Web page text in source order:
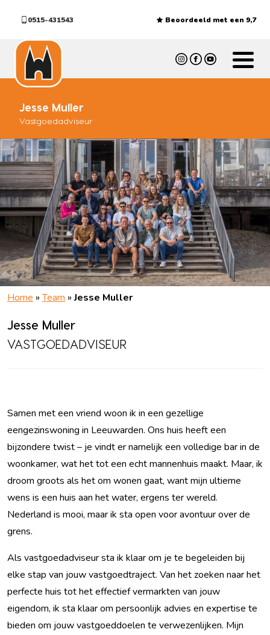
0515-431543 Beoordeeld met een 9,7
Jesse Muller
Vastgoedadviseur
Home »Team »Jesse Muller
Jesse Muller
VASTGOEDADVISEUR
Samen met een vriend woon ik in een gezellige
eengezinswoning in Leeuwarden. Ons huis heeft een
bijzondere twist – je vindt er namelijk een volledige bar in de
woonkamer, wat het tot een echt mannenhuis maakt. Maar, ik
droom groots als het om wonen gaat, want mijn ultieme
wens is een huis aan het water, ergens ter wereld.
Nederland is mooi, maar ik sta open voor avontuur over de
grens.
Als vastgoedadviseur sta ik klaar om je te begeleiden bij
elke stap van jouw vastgoedtraject. Van het zoeken naar het
perfecte huis tot het effectief vermarkten van jouw
eigendom, ik sta klaar om persoonlijk advies en expertise te
bieden om jouw vastgoeddoelen te verwezenlijken. Mijn